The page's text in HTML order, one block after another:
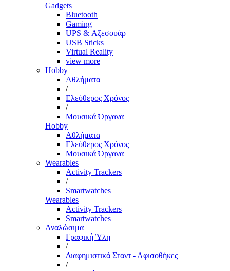
Gadgets
Bluetooth
Gaming
UPS & Αξεσουάρ
USB Sticks
Virtual Reality
view more
Hobby
Αθλήματα
/
Ελεύθερος Χρόνος
/
Μουσικά Όργανα
Hobby
Αθλήματα
Ελεύθερος Χρόνος
Μουσικά Όργανα
Wearables
Activity Trackers
/
Smartwatches
Wearables
Activity Trackers
Smartwatches
Αναλώσιμα
Γραφική Ύλη
/
Διαφημιστικά Σταντ - Αφισοθήκες
/